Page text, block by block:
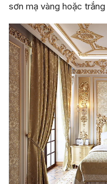
sơn mạ vàng hoặc